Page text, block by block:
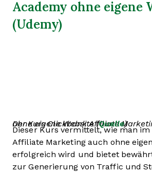
Academy ohne eigene
(Udemy)
Der Kurs Clickbank Affiliate Marketing Academy ohne eigene Website (Quelle)
Dieser Kurs vermittelt, wie man
Affiliate Marketing auch ohne
erfolgreich wird und bietet
zur Generierung von Traffic und